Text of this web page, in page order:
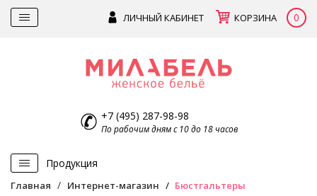
ЛИЧНЫЙ КАБИНЕТ КОРЗИНА 0
+7 (495) 287-98-98
По рабочим дням с 10 до 18 часов
Продукция
Главная Интернет-магазин Бюстгальтеры